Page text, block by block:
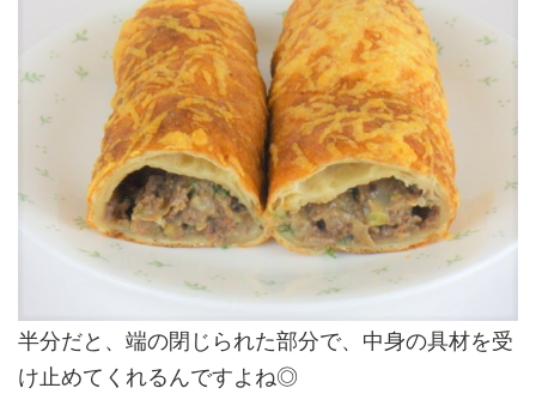
半分だと、端の閉じられた部分で、中身の具材を受
け止めてくれるんですよね◎